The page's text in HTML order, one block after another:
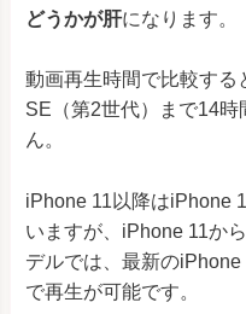
どうかが肝になります。
動画再生時間で比較す
SE（第2世代）まで14
ん。
iPhone 11以降はiPhone
いますが、iPhone 11か
デルでは、最新の
で再生が可能です。